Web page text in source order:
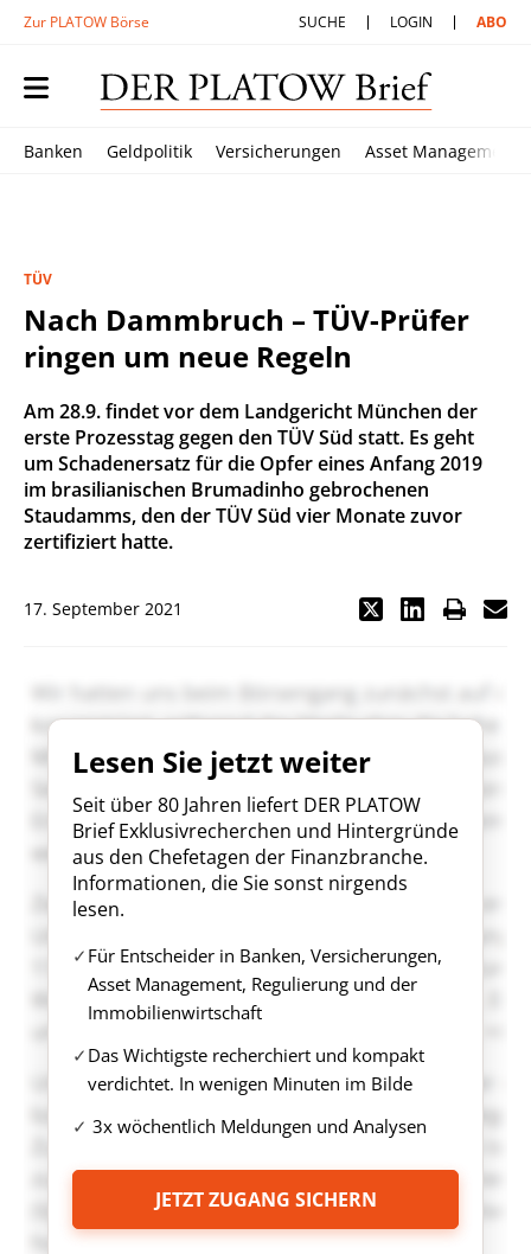
Zur PLATOW Börse SUCHE LOGIN ABO
Banken Geldpolitik Versicherungen Asset Management
TÜV
Nach Dammbruch – TÜV-Prüfer
ringen um neue Regeln
Am 28.9. findet vor dem Landgericht München der
erste Prozesstag gegen den TÜV Süd statt. Es geht
um Schadenersatz für die Opfer eines Anfang 2019
im brasilianischen Brumadinho gebrochenen
Staudamms, den der TÜV Süd vier Monate zuvor
zertifiziert hatte.
17. September 2021
Lesen Sie jetzt weiter
Seit über 80 Jahren liefert DER PLATOW
Brief Exklusivrecherchen und Hintergründe
aus den Chefetagen der Finanzbranche.
Informationen, die Sie sonst nirgends
lesen.
Für Entscheider in Banken, Versicherungen,
Asset Management, Regulierung und der
Immobilienwirtschaft
Das Wichtigste recherchiert und kompakt
verdichtet. In wenigen Minuten im Bilde
3x wöchentlich Meldungen und Analysen
JETZT ZUGANG SICHERN